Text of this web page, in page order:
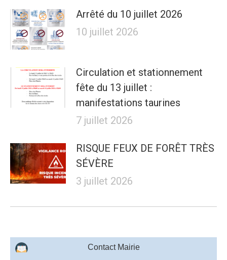
Arrêté du 10 juillet 2026
10 juillet 2026
Circulation et stationnement
fête du 13 juillet :
manifestations taurines
7 juillet 2026
RISQUE FEUX DE FORÊT TRÈS
SÉVÈRE
3 juillet 2026
Contact Mairie